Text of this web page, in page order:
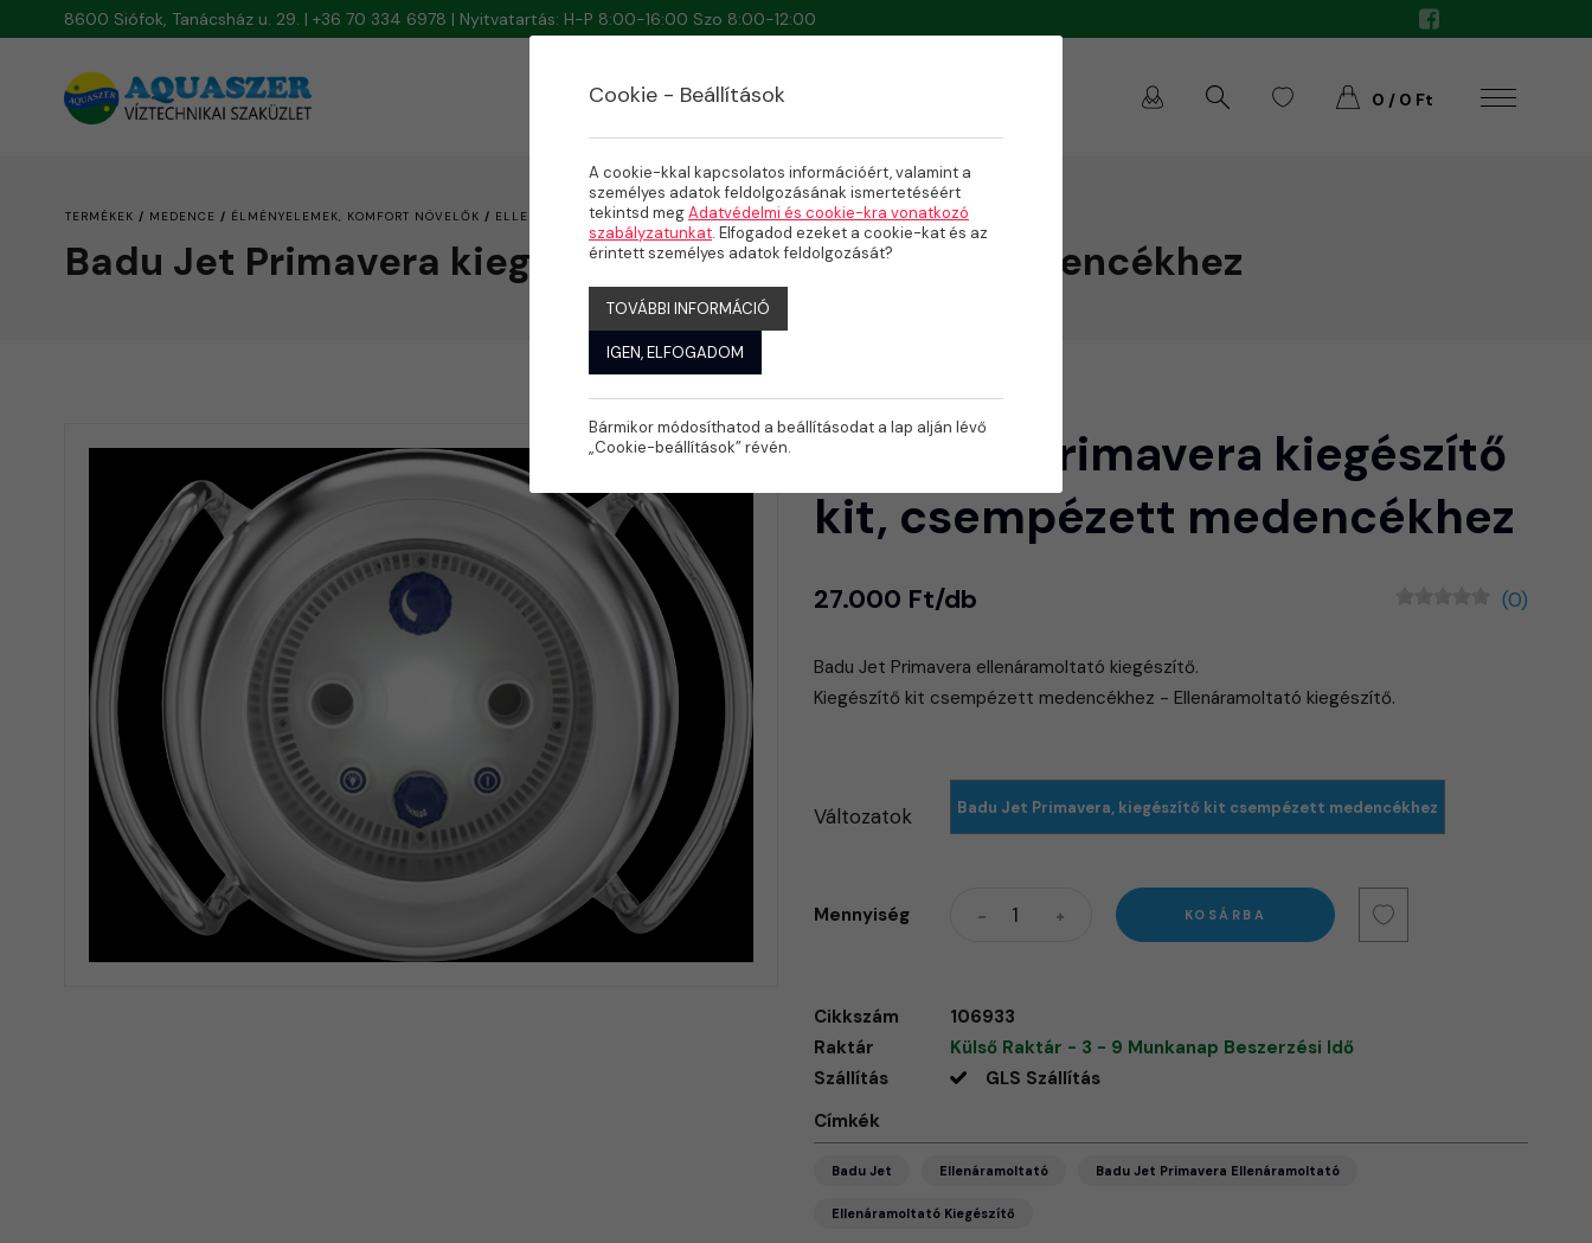
8600 Siófok, Tanácsház u. 29. | +36 70 334 6978 | Nyitvatartás: H-P 8:00-16:00 Szo 8:00-12:00
0 / 0 Ft
TERMÉKEK / MEDENCE / ÉLMÉNYELEMEK, KOMFORT NÖVELŐK / ELLENÁRAMOLTATÓK
Badu Jet Primavera kiegészítő kit, csempézett medencékhez
Badu Jet Primavera kiegészítő
kit, csempézett medencékhez
27.000 Ft/db (0)
Badu Jet Primavera ellenáramoltató kiegészítő.
Kiegészítő kit csempézett medencékhez - Ellenáramoltató kiegészítő.
Változatok Badu Jet Primavera, kiegészítő kit csempézett medencékhez
Mennyiség KOSÁRBA
Cikkszám
106933
Raktár
Külső Raktár - 3 - 9 Munkanap Beszerzési Idő
Szállítás
GLS Szállítás
Címkék
Badu Jet Ellenáramoltató Badu Jet Primavera Ellenáramoltató
Ellenáramoltató Kiegészítő
Cookie - Beállítások
A cookie-kkal kapcsolatos információért, valamint a
személyes adatok feldolgozásának ismertetéséért
tekintsd megAdatvédelmi és cookie-kra vonatkozó
szabályzatunkat. Elfogadod ezeket a cookie-kat és az
érintett személyes adatok feldolgozását?
TOVÁBBI INFORMÁCIÓ
IGEN, ELFOGADOM
Bármikor módosíthatod a beállításodat a lap alján lévő
„Cookie-beállítások” révén.